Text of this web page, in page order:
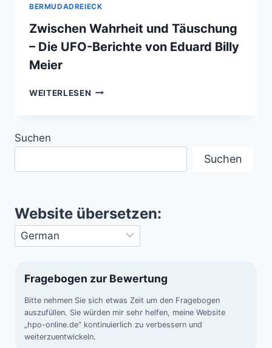
BERMUDADREIECK
Zwischen Wahrheit und Täuschung
– Die UFO-Berichte von Eduard Billy
Meier
WEITERLESEN ZWISCHEN
BILLY
Suchen
Suchen
Website übersetzen:
Fragebogen zur Bewertung
Bitte nehmen Sie sich etwas Zeit um den Fragebogen
auszufüllen. Sie würden mir sehr helfen, meine Website
„hpo-online.de“ kontinuierlich zu verbessern und
weiterzuentwickeln.